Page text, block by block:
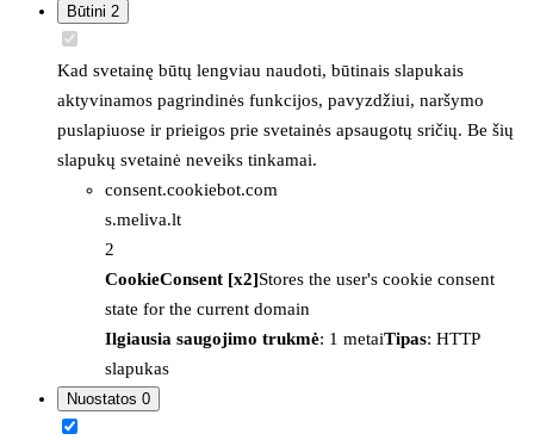
Būtini 2
Kad svetainę būtų lengviau naudoti, būtinais slapukais
aktyvinamos pagrindinės funkcijos, pavyzdžiui, naršymo
puslapiuose ir prieigos prie svetainės apsaugotų sričių. Be šių
slapukų svetainė neveiks tinkamai.
consent.cookiebot.com
s.meliva.lt
2
CookieConsent [x2]Stores the user's cookie consent
state for the current domain
Ilgiausia saugojimo trukmė: 1 metaiTipas: HTTP
slapukas
Nuostatos 0